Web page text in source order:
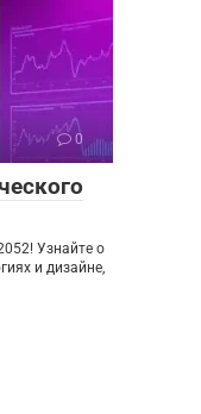
0
Узнайте о
и дизайне,